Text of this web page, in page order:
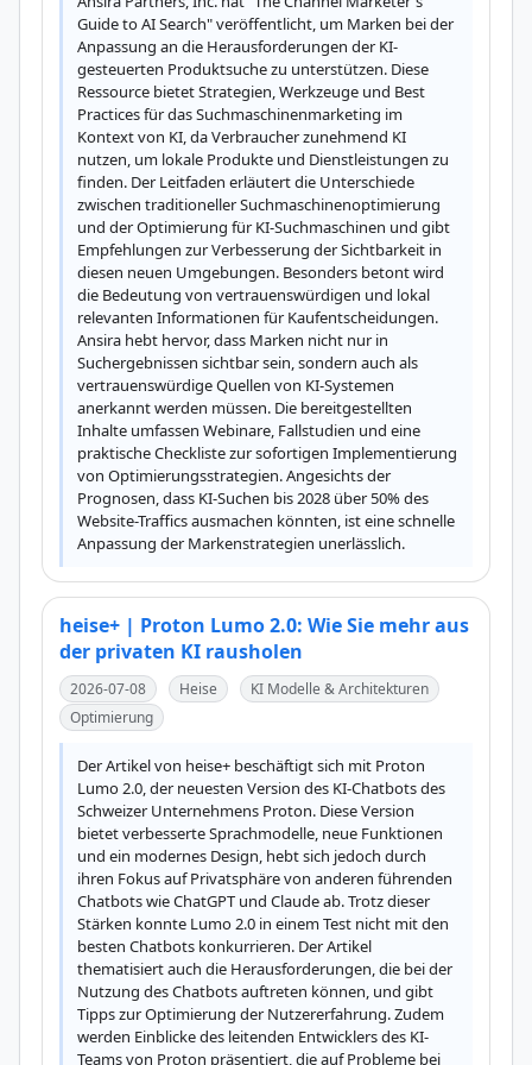
Guide to AI Search" veröffentlicht, um Marken bei der
Anpassung an die Herausforderungen der KI-
gesteuerten Produktsuche zu unterstützen. Diese
Ressource bietet Strategien, Werkzeuge und Best
Practices für das Suchmaschinenmarketing im
Kontext von KI, da Verbraucher zunehmend KI
nutzen, um lokale Produkte und Dienstleistungen zu
finden. Der Leitfaden erläutert die Unterschiede
zwischen traditioneller Suchmaschinenoptimierung
und der Optimierung für KI-Suchmaschinen und gibt
Empfehlungen zur Verbesserung der Sichtbarkeit in
diesen neuen Umgebungen. Besonders betont wird
die Bedeutung von vertrauenswürdigen und lokal
relevanten Informationen für Kaufentscheidungen.
Ansira hebt hervor, dass Marken nicht nur in
Suchergebnissen sichtbar sein, sondern auch als
vertrauenswürdige Quellen von KI-Systemen
anerkannt werden müssen. Die bereitgestellten
Inhalte umfassen Webinare, Fallstudien und eine
praktische Checkliste zur sofortigen Implementierung
von Optimierungsstrategien. Angesichts der
Prognosen, dass KI-Suchen bis 2028 über 50% des
Website-Traffics ausmachen könnten, ist eine schnelle
Anpassung der Markenstrategien unerlässlich.
heise+ | Proton Lumo 2.0: Wie Sie mehr aus
der privaten KI rausholen
2026-07-08 Heise
KI Modelle & Architekturen
Optimierung
Der Artikel von heise+ beschäftigt sich mit Proton
Lumo 2.0, der neuesten Version des KI-Chatbots des
Schweizer Unternehmens Proton. Diese Version
bietet verbesserte Sprachmodelle, neue Funktionen
und ein modernes Design, hebt sich jedoch durch
ihren Fokus auf Privatsphäre von anderen führenden
Chatbots wie ChatGPT und Claude ab. Trotz dieser
Stärken konnte Lumo 2.0 in einem Test nicht mit den
besten Chatbots konkurrieren. Der Artikel
thematisiert auch die Herausforderungen, die bei der
Nutzung des Chatbots auftreten können, und gibt
Tipps zur Optimierung der Nutzererfahrung. Zudem
werden Einblicke des leitenden Entwicklers des KI-
Teams von Proton präsentiert, die auf Probleme bei